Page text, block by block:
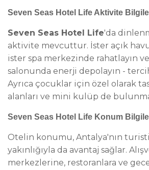
Seven Seas Hotel Life Aktivite
Seven Seas Hotel Life'da
aktivite mevcuttur. İster açık
ister spa merkezinde rahatlayın
salonunda enerji depolayın -
Ayrıca çocuklar için özel olarak
alanları ve mini kulüp de
Seven Seas Hotel Life Konum
Otelin konumu, Antalya'nın
yakınlığıyla da avantaj sağlar.
merkezlerine, restoranlara ve